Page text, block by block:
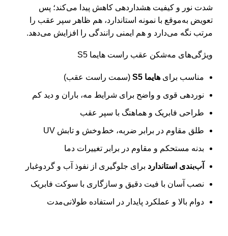
شدت نور و کیفیت هشداردهی کاهش پیدا می‌کند؛ پس
تعویض به‌موقع با نمونه استاندارد، هم ظاهر سپر عقب را
مرتب نگه می‌دارد و هم ایمنی رانندگی را افزایش می‌دهد.
ویژگی‌های مه‌شکن عقب راست هایما S5
مناسب برای هایما S5 (سمت راست عقب)
نوردهی قوی و واضح برای شرایط مه، باران و دید کم
طراحی فابریک و هماهنگ با سپر عقب
طلق مقاوم در برابر ضربه، خط‌وخش و تابش UV
بدنه مستحکم و مقاوم در برابر تغییرات دما
آب‌بندی استاندارد برای جلوگیری از نفوذ آب و گردوغبار
نصب آسان با فیت دقیق و سازگاری با سوکت فابریک
دوام بالا و عملکرد پایدار در استفاده طولانی‌مدت